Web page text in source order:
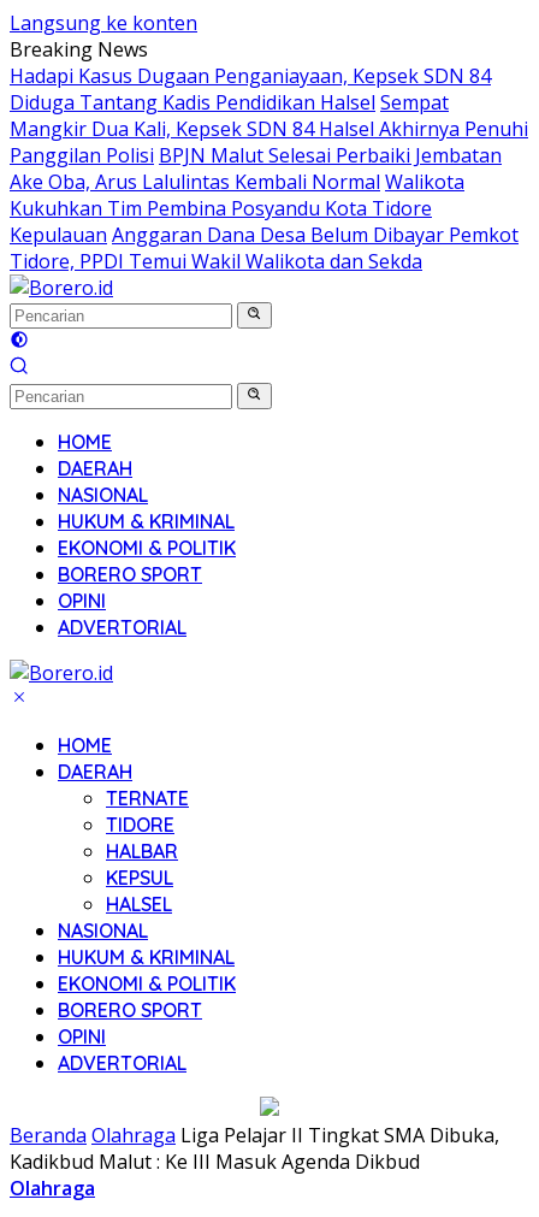
Langsung ke konten
Breaking News
Hadapi Kasus Dugaan Penganiayaan, Kepsek SDN 84
Diduga Tantang Kadis Pendidikan Halsel Sempat
Mangkir Dua Kali, Kepsek SDN 84 Halsel Akhirnya Penuhi
Panggilan Polisi BPJN Malut Selesai Perbaiki Jembatan
Ake Oba, Arus Lalulintas Kembali Normal Walikota
Kukuhkan Tim Pembina Posyandu Kota Tidore
Kepulauan Anggaran Dana Desa Belum Dibayar Pemkot
Tidore, PPDI Temui Wakil Walikota dan Sekda
HOME
DAERAH
NASIONAL
HUKUM & KRIMINAL
EKONOMI & POLITIK
BORERO SPORT
OPINI
ADVERTORIAL
HOME
DAERAH
TERNATE
TIDORE
HALBAR
KEPSUL
HALSEL
NASIONAL
HUKUM & KRIMINAL
EKONOMI & POLITIK
BORERO SPORT
OPINI
ADVERTORIAL
Beranda Olahraga Liga Pelajar II Tingkat SMA Dibuka,
Kadikbud Malut : Ke III Masuk Agenda Dikbud
Olahraga